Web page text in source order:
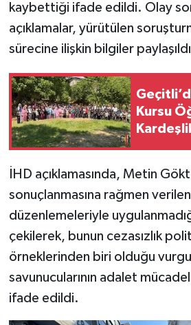
kaybettiği ifade edildi. Olay
açıklamalar, yürütülen
sürecine ilişkin bilgiler
Kursu
İHD açıklamasında, Metin
sonuçlanmasına rağmen
düzenlemeleriyle
çekilerek, bunun cezasızlık
örneklerinden biri olduğu
savunucularının adalet
ifade edildi.